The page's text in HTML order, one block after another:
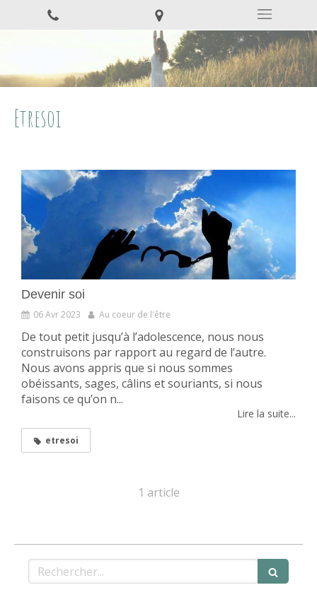
Etresoi
Devenir soi
06 Avr 2023 Au coeur de l'être
De tout petit jusqu’à l’adolescence, nous nous
construisons par rapport au regard de l’autre.
Nous avons appris que si nous sommes
obéissants, sages, câlins et souriants, si nous
faisons ce qu’on n...
Lire la suite...
etresoi
1 article
Rechercher